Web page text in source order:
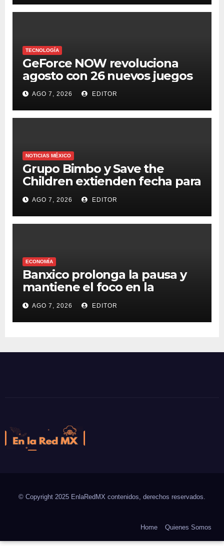
TECNOLOGÍA
GeForce NOW revoluciona
agosto con 26 nuevos juegos
AGO 7, 2026 EDITOR
NOTICIAS MÉXICO
Grupo Bimbo y Save the
Children extienden fecha para
apoyar a damnificados de
Venezuela
AGO 7, 2026 EDITOR
ECONOMÍA
Banxico prolonga la pausa y
mantiene el foco en la
inflación
AGO 7, 2026 EDITOR
© Copyright 2025 EnlaRedMX contenidos, derechos reservados.
Home Quienes Somos